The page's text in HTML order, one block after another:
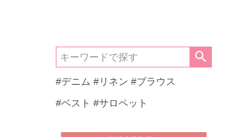
#デニム #リネン #ブラウス
#ベスト #サロペット